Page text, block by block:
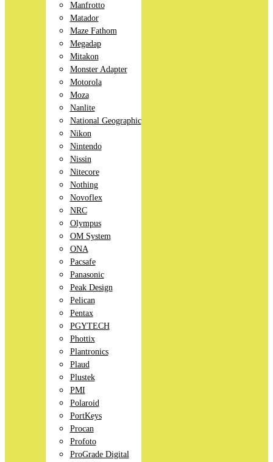
Manfrotto
Matador
Maze Fathom
Megadap
Mitakon
Monster Adapter
Motorola
Moza
Nanlite
National Geographic
Nikon
Nintendo
Nissin
Nitecore
Nothing
Novoflex
NRC
Olympus
OM System
ONA
Pacsafe
Panasonic
Peak Design
Pelican
Pentax
PGYTECH
Phottix
Plantronics
Plaud
Plustek
PMI
Polaroid
PortKeys
Procan
Profoto
ProGrade Digital